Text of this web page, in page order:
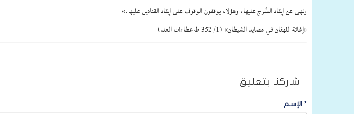
ونهى عن إيقاد السُّرج عليها، وهؤلاء يوقفون الوقوف على إيقاد القناديل عليها.»
«إغاثة اللهفان في مصايد الشيطان» (1/ 352 ط عطاءات العلم)
شاركنا بتعليق
* الإسـم